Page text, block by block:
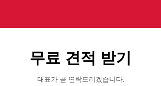
무료 견적 받기
대표가 곧 연락드리겠습니다.